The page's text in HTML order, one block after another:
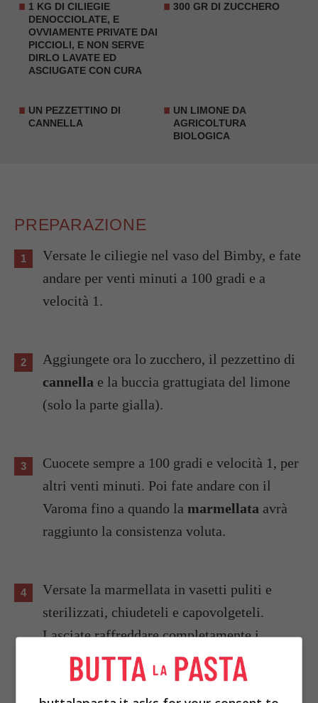
1 KG DI CILIEGIE
DENOCCIOLATE, E
OVVIAMENTE PRIVATE DAI
PICCIOLI, E NON SERVE
DIRLO LAVATE ED
ASCIUGATE CON CURA
300 GR DI ZUCCHERO
UN PEZZETTINO DI
CANNELLA
UN LIMONE DA
AGRICOLTURA
BIOLOGICA
PREPARAZIONE
Versate le ciliegie nel vaso del Bimby, e fate
andare per venti minuti a 100 gradi e a
velocità 1.
Aggiungete ora lo zucchero, il pezzettino di
cannella e la buccia grattugiata del limone
(solo la parte gialla).
Cuocete sempre a 100 gradi e velocità 1, per
altri venti minuti. Poi fate andare con il
Varoma fino a quando la marmellata avrà
raggiunto la consistenza voluta.
Versate la marmellata in vasetti puliti e
sterilizzati, chiudeteli e capovolgeteli.
Lasciate raffreddare completamente i
barattoli prima di capovolgerli di nuovo.